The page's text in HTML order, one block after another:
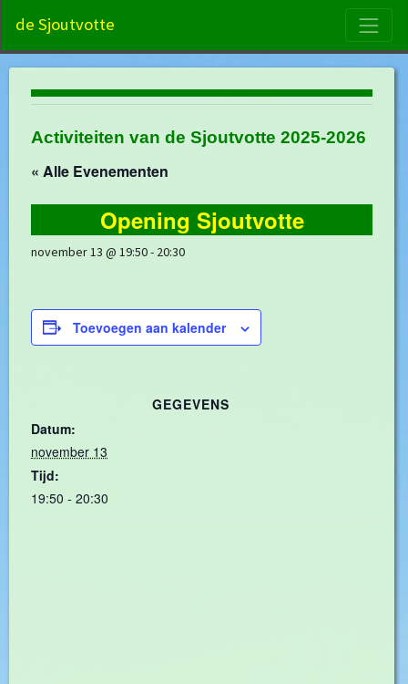
de Sjoutvotte
Activiteiten van de Sjoutvotte 2025-2026
« Alle Evenementen
Opening Sjoutvotte
november 13 @ 19:50- 20:30
Toevoegen aan kalender
GEGEVENS
Datum:
november 13
Tijd:
19:50 - 20:30